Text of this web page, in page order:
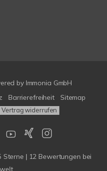
by Immonia GmbH
Barrierefreiheit
Sitemap
Vertrag widerrufen
Sterne | 12 Bewertungen bei